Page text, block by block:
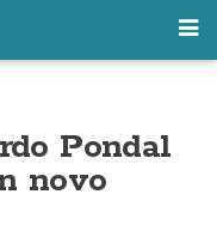
Pondal
novo